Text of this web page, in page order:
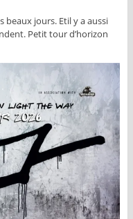
beaux jours. Etil y a aussi
Petit tour d’horizon